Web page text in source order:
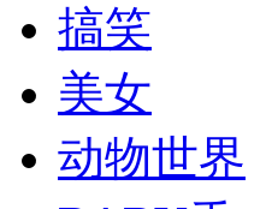
搞笑
美女
动物世界